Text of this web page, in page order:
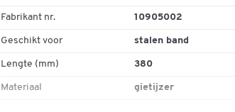
Fabrikant nr. 10905002
Geschikt voor stalen band
Lengte (mm) 380
Materiaal gietijzer